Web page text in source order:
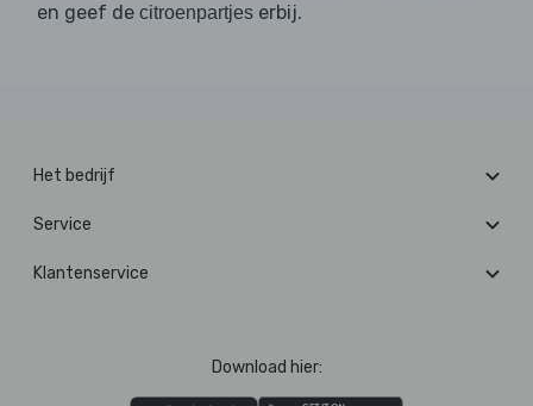
en geef de citroenpartjes erbij.
Het bedrijf
Service
Klantenservice
Download hier: